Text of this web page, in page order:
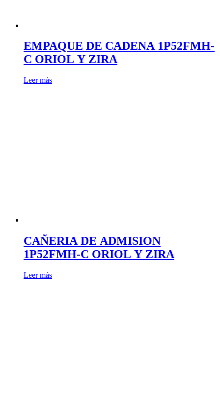
EMPAQUE DE CADENA 1P52FMH-
C ORIOL Y ZIRA
Leer más
CAÑERIA DE ADMISION
1P52FMH-C ORIOL Y ZIRA
Leer más